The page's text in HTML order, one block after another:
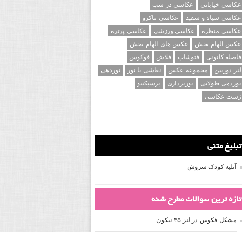
عکاسی خیابانی
عکاسی در شب
عکاسی سیاه و سفید
عکاسی ماکرو
عکاسی منظره
عکاسی ورزشی
عکاسی پرتره
عکس الهام بخش
عکس های الهام بخش
فاصله کانونی
فتوشاپ فلاش
فوکوس
لنز دوربین
مجموعه عکس نقاشی با نور
نوردهی
نوردهی طولانی
نورپردازی
پرسپکتیو
ژست عکاسی
تبلیغ متنی
آتلیه کودک سروش
تازه ترین سوالات مطرح شده
مشکل فکوس در لنز ۳۵ نیکون